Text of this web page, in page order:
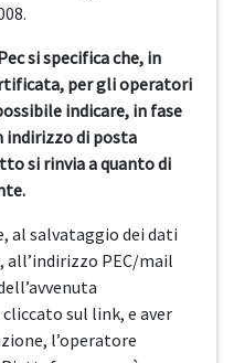
si specifica che, in
per gli operatori
indicare, in fase
indirizzo di posta
si rinvia a quanto di
al salvataggio dei dati
all’indirizzo PEC/mail
sul link, e aver
l’operatore